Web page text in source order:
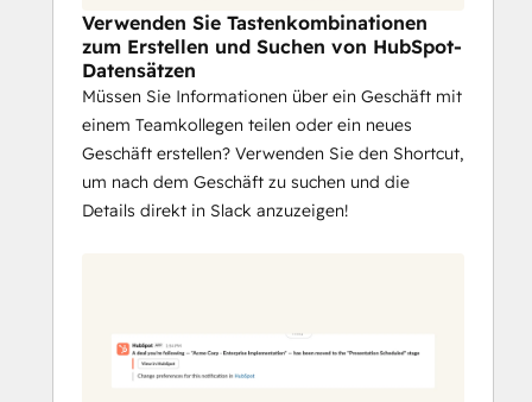
Verwenden Sie Tastenkombinationen
zum Erstellen und Suchen von HubSpot-
Datensätzen
Müssen Sie Informationen über ein Geschäft mit
einem Teamkollegen teilen oder ein neues
Geschäft erstellen? Verwenden Sie den Shortcut,
um nach dem Geschäft zu suchen und die
Details direkt in Slack anzuzeigen!